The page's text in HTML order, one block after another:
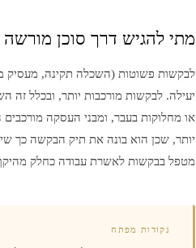
מתי להגיש דרך סוכן מורשה
יעילה. לבקשות מורכבות יותר, ובכלל
או מחלוקות בעבר, ומבני העסקה
יותר, שכן הוא בונה את תיק הבקשה כך
מטפל בבקשות לאשרת עבודה כחלק
נקודות מפתח